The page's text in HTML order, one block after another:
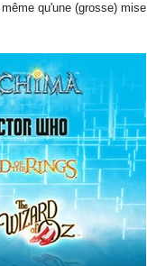
qu'une (grosse) mise